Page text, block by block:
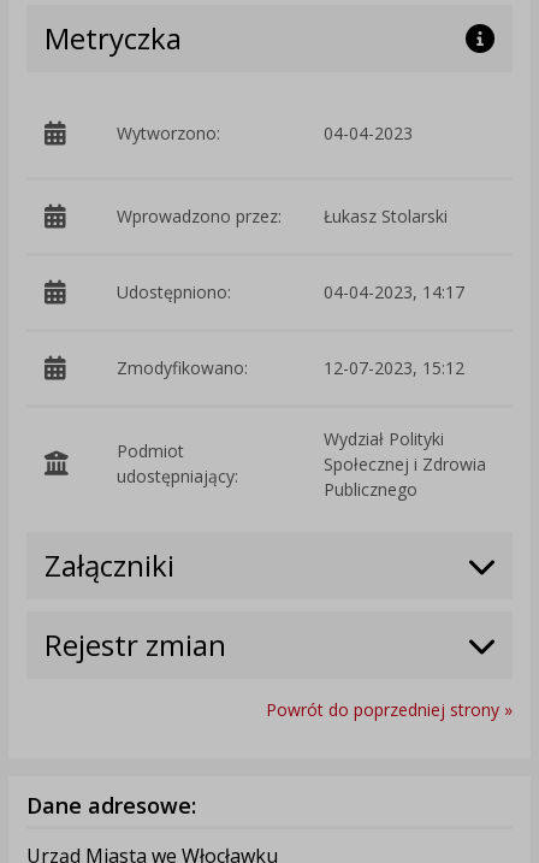
Metryczka
Wytworzono: 04-04-2023
Wprowadzono przez: Łukasz Stolarski
Udostępniono: 04-04-2023, 14:17
Zmodyfikowano: 12-07-2023, 15:12
Podmiot
udostępniający:
Wydział Polityki
Społecznej i Zdrowia
Publicznego
Załączniki
Rejestr zmian
Powrót do poprzedniej strony »
Dane adresowe:
Urząd Miasta we Włocławku